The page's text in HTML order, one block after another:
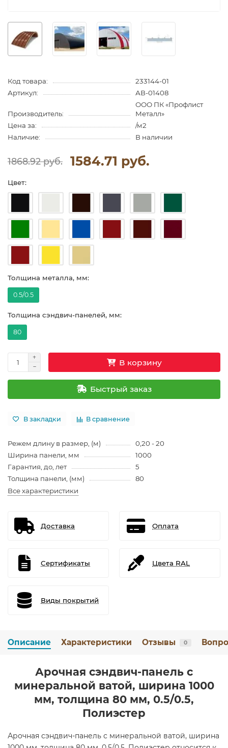
Код товара:
233144-01
Артикул:
АВ-01408
Производитель:
ООО ПК «Профлист
Металл»
Цена за:
/м2
Наличие:
В наличии
1868.92 руб. 1584.71 руб.
Цвет:
Толщина металла, мм:
0.5/0.5
Толщина сэндвич-панелей, мм:
80
В корзину
Быстрый заказ
В закладки В сравнение
Режем длину в размер, (м)
0,20 - 20
Ширина панели, мм
1000
Гарантия, до, лет
5
Толщина панели, (мм)
80
Все характеристики
Доставка Оплата
Сертификаты Цвета RAL
Виды покрытий
Описание Характеристики Отзывы 0
Арочная сэндвич-панель с
минеральной ватой, ширина 1000
мм, толщина 80 мм, 0.5/0.5,
Полиэстер
Арочная сэндвич-панель с минеральной ватой, ширина